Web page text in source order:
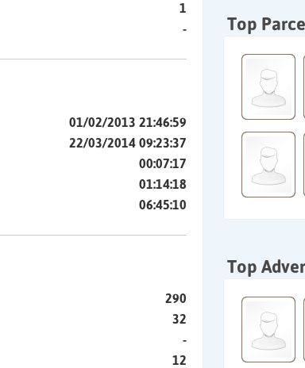
1
-
01/02/2013 21:46:59
22/03/2014 09:23:37
00:07:17
01:14:18
06:45:10
290
32
-
12
Top
Top